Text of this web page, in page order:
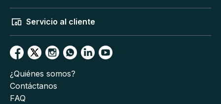
Servicio al cliente
¿Quiénes somos?
Contáctanos
FAQ